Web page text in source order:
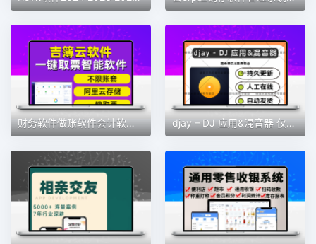
财务软件做账软件会计软件记账软件财务系统会计神器新款财务软件 djay – DJ 应用&混音器 仅支持MAC 软件素材